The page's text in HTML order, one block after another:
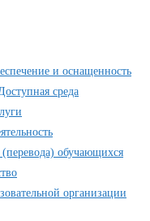
и оснащенность
среда
обучающихся
организации